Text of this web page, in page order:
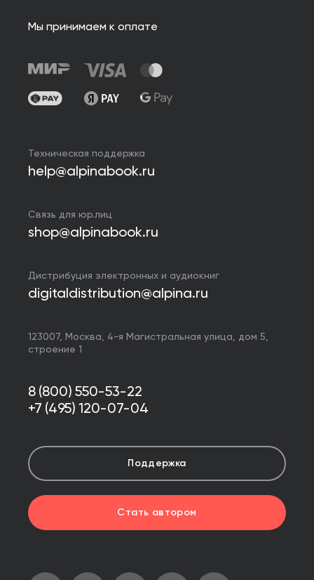
Мы принимаем к оплате
Техническая поддержка
help@alpinabook.ru
Связь для юр.лиц
shop@alpinabook.ru
Дистрибуция электронных и аудиокниг
digitaldistribution@alpina.ru
123007, Москва, 4-я Магистральная улица, дом 5,
строение 1
8 (800) 550-53-22
+7 (495) 120-07-04
Поддержка
Стать автором